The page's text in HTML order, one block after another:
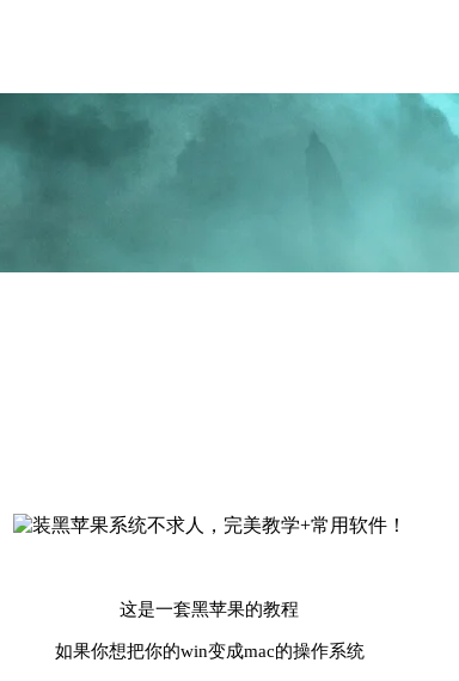
这是一套黑苹果的教程
如果你想把你的win变成mac的操作系统